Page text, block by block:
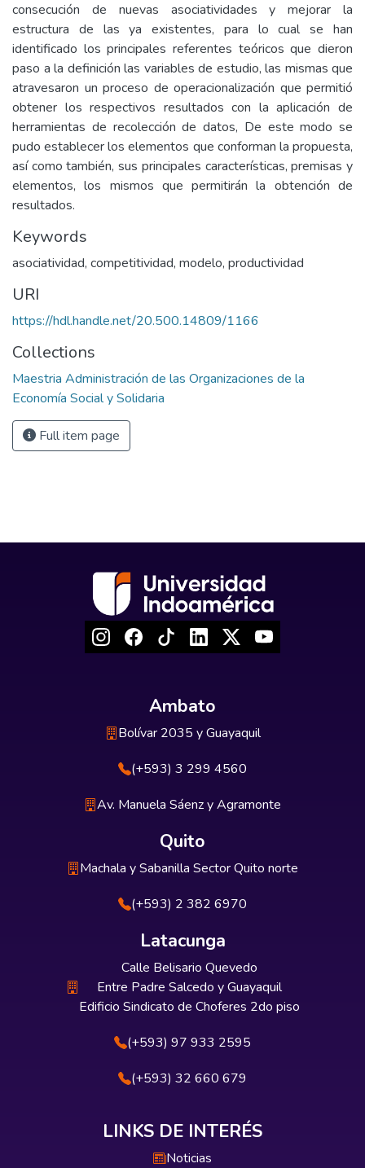
consecución de nuevas asociatividades y mejorar la
estructura de las ya existentes, para lo cual se han
identificado los principales referentes teóricos que dieron
paso a la definición las variables de estudio, las mismas que
atravesaron un proceso de operacionalización que permitió
obtener los respectivos resultados con la aplicación de
herramientas de recolección de datos, De este modo se
pudo establecer los elementos que conforman la propuesta,
así como también, sus principales características, premisas y
elementos, los mismos que permitirán la obtención de
resultados.
Keywords
asociatividad, competitividad, modelo, productividad
URI
https://hdl.handle.net/20.500.14809/1166
Collections
Maestria Administración de las Organizaciones de la
Economía Social y Solidaria
Full item page
Ambato
Bolívar 2035 y Guayaquil
(+593) 3 299 4560
Av. Manuela Sáenz y Agramonte
Quito
Machala y Sabanilla Sector Quito norte
(+593) 2 382 6970
Latacunga
Calle Belisario Quevedo
Entre Padre Salcedo y Guayaquil
Edificio Sindicato de Choferes 2do piso
(+593) 97 933 2595
(+593) 32 660 679
LINKS DE INTERÉS
Noticias